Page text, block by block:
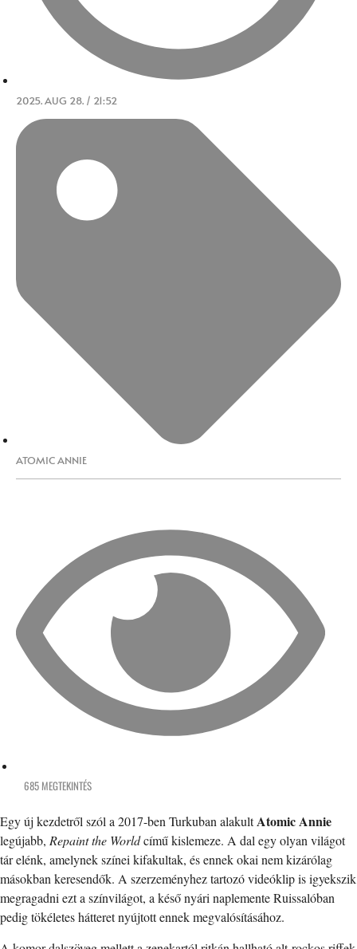
2025. AUG 28. / 21:52
ATOMIC ANNIE
685 MEGTEKINTÉS
Egy új kezdetről szól a 2017-ben Turkuban alakultAtomic Annie
legújabb, Repaint the Worldcímű kislemeze. A dal egy olyan világot
tár elénk, amelynek színei kifakultak, és ennek okai nem kizárólag
másokban keresendők. A szerzeményhez tartozó videóklip is igyekszik
megragadni ezt a színvilágot, a késő nyári naplemente Ruissalóban
pedig tökéletes hátteret nyújtott ennek megvalósításához.